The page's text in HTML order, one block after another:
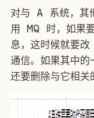
对与 A 系统，其
用 MQ 时，如果
息，这时候就要
通信。如果其中
还要删除与它相关